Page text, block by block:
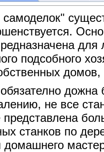
подсобного
не все
станков по
домашнего